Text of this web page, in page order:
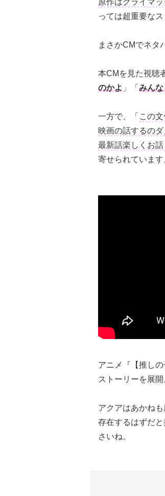
原作はクライマ
っては超重要な
まさかCMでネタ
本CMを見た視聴
のかよ 」「 みん
一方で、「 この
映画の話するの
最新話楽しくお
寄せられています
アニメ『【推し
ストーリーを展開
アクアはあかね
存在するはずだ
さいね。